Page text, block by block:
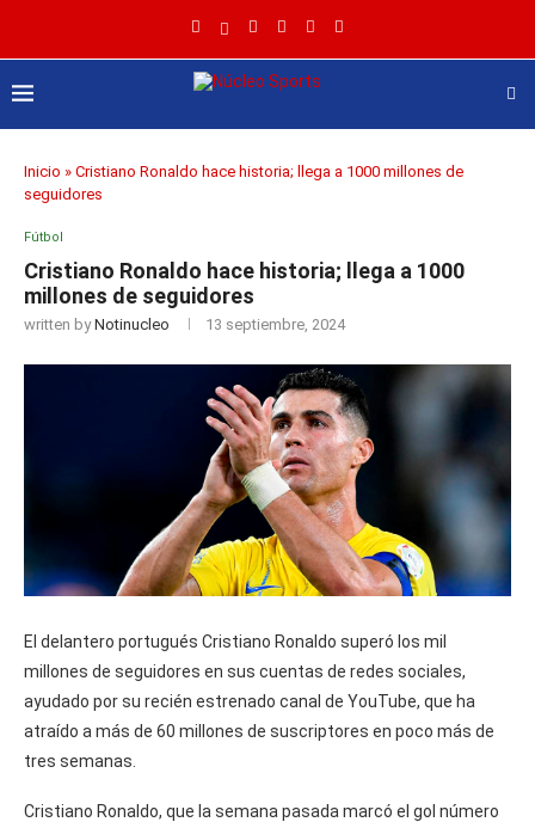
Inicio » Cristiano Ronaldo hace historia; llega a 1000 millones de
seguidores
Fútbol
Cristiano Ronaldo hace historia; llega a 1000
millones de seguidores
written byNotinucleo 13 septiembre, 2024
El delantero portugués Cristiano Ronaldo superó los mil
millones de seguidores en sus cuentas de redes sociales,
ayudado por su recién estrenado canal de YouTube, que ha
atraído a más de 60 millones de suscriptores en poco más de
tres semanas.
Cristiano Ronaldo, que la semana pasada marcó el gol número